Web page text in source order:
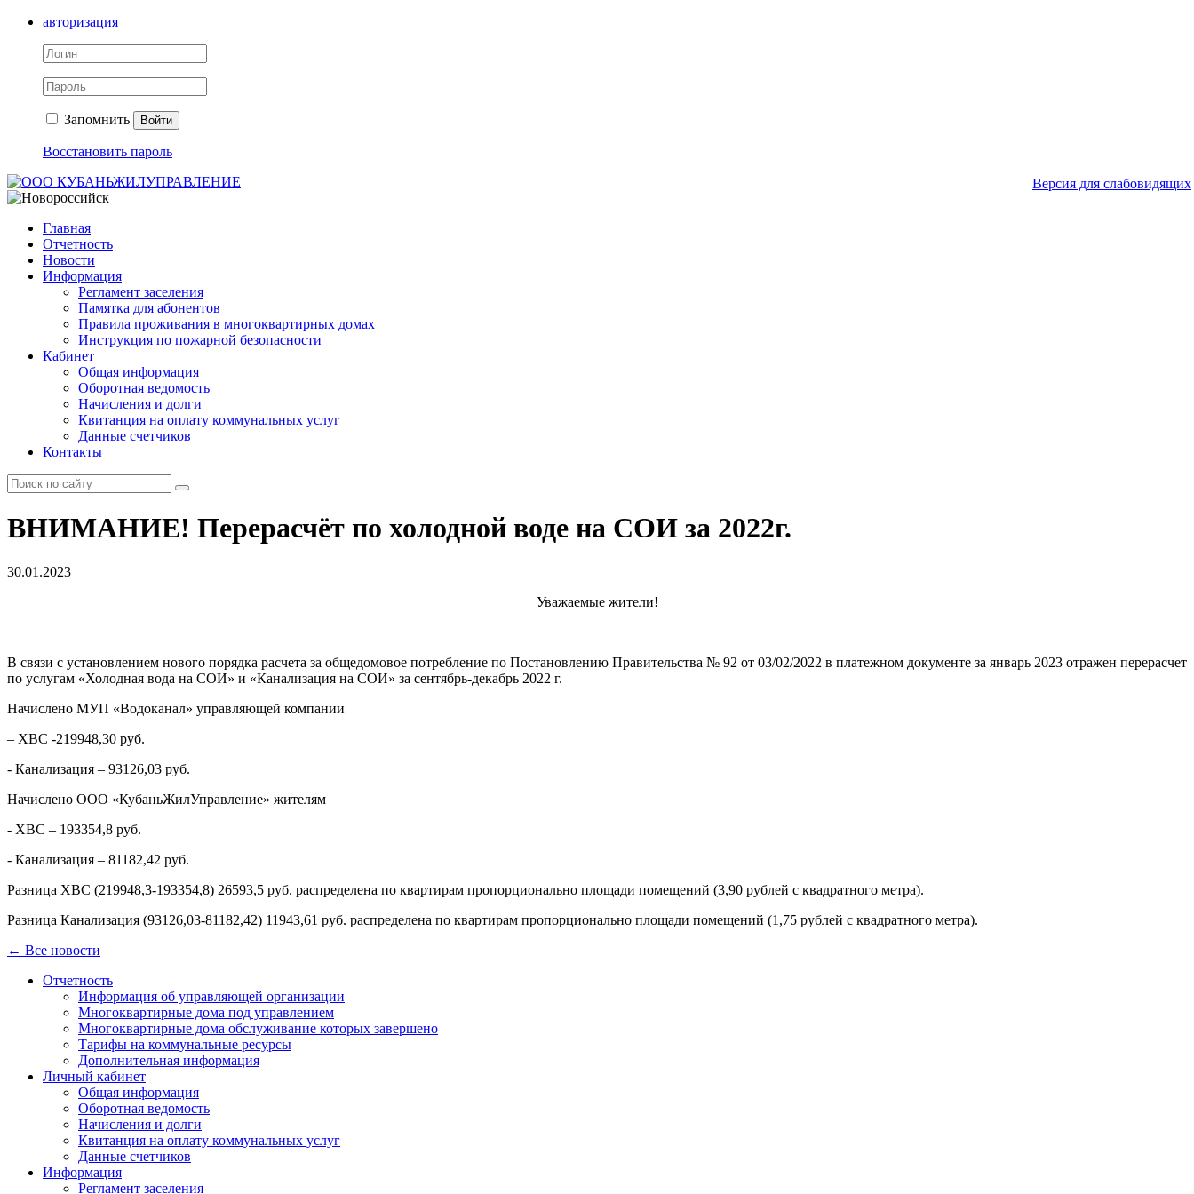
авторизация
Запомнить Войти
Восстановить пароль
Версия для слабовидящих
Главная
Отчетность
Новости
Информация
Регламент заселения
Памятка для абонентов
Правила проживания в многоквартирных домах
Инструкция по пожарной безопасности
Кабинет
Общая информация
Оборотная ведомость
Начисления и долги
Квитанция на оплату коммунальных услуг
Данные счетчиков
Контакты
ВНИМАНИЕ! Перерасчёт по холодной воде на СОИ за 2022г.
30.01.2023
Уважаемые жители!
В связи с установлением нового порядка расчета за общедомовое потребление по Постановлению Правительства № 92 от 03/02/2022 в платежном документе за январь 2023 отражен перерасчет
по услугам «Холодная вода на СОИ» и «Канализация на СОИ» за сентябрь-декабрь 2022 г.
Начислено МУП «Водоканал» управляющей компании
– ХВС -219948,30 руб.
- Канализация – 93126,03 руб.
Начислено ООО «КубаньЖилУправление» жителям
- ХВС – 193354,8 руб.
- Канализация – 81182,42 руб.
Разница ХВС (219948,3-193354,8) 26593,5 руб. распределена по квартирам пропорционально площади помещений (3,90 рублей с квадратного метра).
Разница Канализация (93126,03-81182,42) 11943,61 руб. распределена по квартирам пропорционально площади помещений (1,75 рублей с квадратного метра).
← Все новости
Отчетность
Информация об управляющей организации
Многоквартирные дома под управлением
Многоквартирные дома обслуживание которых завершено
Тарифы на коммунальные ресурсы
Дополнительная информация
Личный кабинет
Общая информация
Оборотная ведомость
Начисления и долги
Квитанция на оплату коммунальных услуг
Данные счетчиков
Информация
Регламент заселения